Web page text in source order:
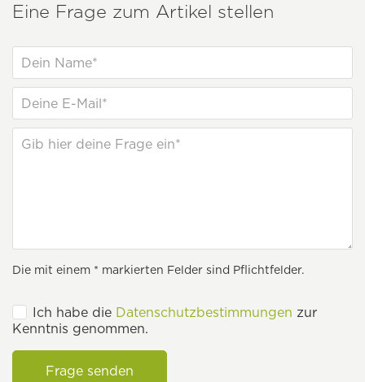
Eine Frage zum Artikel stellen
Die mit einem * markierten Felder sind Pflichtfelder.
Ich habe die Datenschutzbestimmungen zur
Kenntnis genommen.
Frage senden